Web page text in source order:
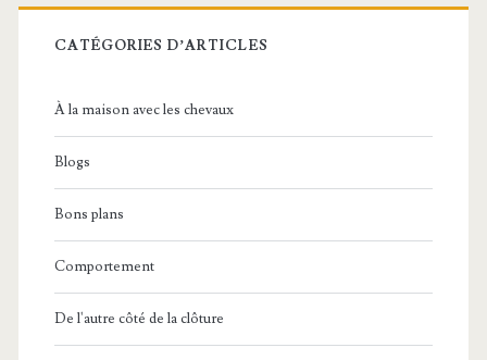
ventilation
efficaces
CATÉGORIES D’ARTICLES
À la maison avec les chevaux
Blogs
Bons plans
Comportement
De l'autre côté de la clôture